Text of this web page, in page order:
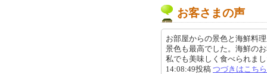
お客さまの声
お部屋からの景色と海鮮料
景色も最高でした。海鮮の
私でも美味しく食べられま
14:08:49投稿 つづきはこちら